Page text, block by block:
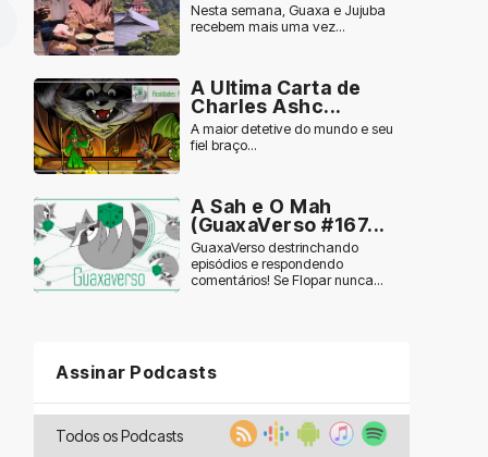
Nesta semana, Guaxa e Jujuba
recebem mais uma vez...
A Ultima Carta de
Charles Ashc...
A maior detetive do mundo e seu
fiel braço...
A Sah e O Mah
(GuaxaVerso #167...
GuaxaVerso destrinchando
episódios e respondendo
comentários! Se Flopar nunca...
Assinar Podcasts
Todos os Podcasts